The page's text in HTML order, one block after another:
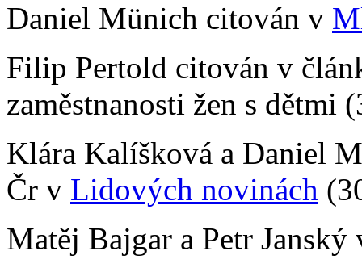
Daniel Münich citován v
Filip Pertold citován v
zaměstnanosti žen s dětmi
Klára Kalíšková a Daniel
Čr v Lidových novinách
Matěj Bajgar a Petr